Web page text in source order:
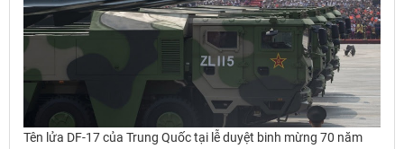
Tên lửa DF-17 của Trung Quốc tại lễ duyệt binh mừng 70 năm